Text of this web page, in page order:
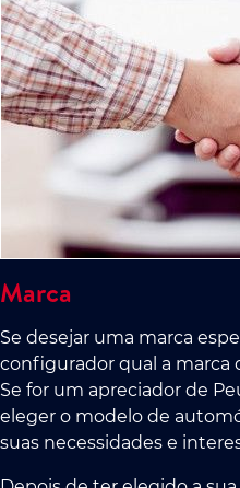
Marca
Se desejar uma marca
configurador qual a marca
Se for um apreciador de
eleger o modelo de
suas necessidades e